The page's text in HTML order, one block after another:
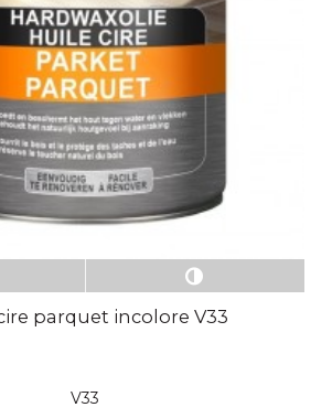
parquet incolore V33
V33